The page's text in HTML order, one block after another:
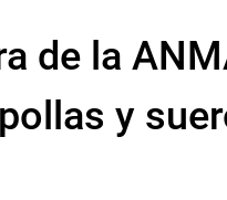
de la
y